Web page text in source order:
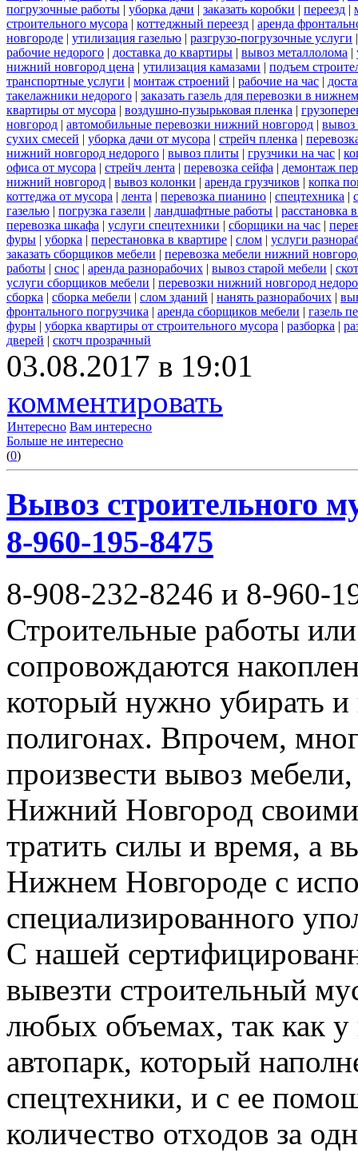
погрузочные работы | уборка дачи | заказать коробки | переезд |
строительного мусора | коттеджный переезд | аренда
новгороде | утилизация газелью | разгрузо-погрузочные услуги
рабочие недорого | доставка до квартиры | вывоз металлолома |
нижний новгород цена | утилизация камазами | подъем
транспортные услуги | монтаж строений | рабочие на час |
такелажники недорого | заказать газель для перевозки в
квартиры от мусора | воздушно-пузырьковая пленка |
новгород | автомобильные перевозки нижний новгород | вывоз
сухих смесей | уборка дачи от мусора | стрейч пленка |
нижний новгород недорого | вывоз плиты | грузчики на час |
офиса от мусора | стрейч лента | перевозка сейфа | демонтаж
нижний новгород | вывоз колонки | аренда грузчиков | копка
коттеджа от мусора | лента | перевозка пианино | спецтехника |
газелью | погрузка газели | ландшафтные работы | расстановка
перевозка шкафа | услуги спецтехники | сборщики на час |
фуры | уборка | перестановка в квартире | слом | услуги
заказать сборщиков мебели | перевозка мебели нижний
работы | снос | аренда разнорабочих | вывоз старой мебели |
услуги сборщиков мебели | перевозки нижний новгород
сборка | сборка мебели | слом зданий | нанять разнорабочих |
фронтального погрузчика | аренда сборщиков мебели | газель
фуры | уборка квартиры от строительного мусора | разборка |
дверей | скотч прозрачный
03.08.2017 в 19:01
комментировать
Интересно Вам интересно
Больше не интересно
(0)
Вывоз строительного
8-960-195-8475
8-908-232-8246 и 8-960-
Строительные работы
сопровождаются
который нужно убирать
полигонах. Впрочем,
произвести вывоз
Нижний Новгород
тратить силы и время, а
Нижнем Новгороде с
специализированного
С нашей
вывезти строительный
любых объемах, так как
автопарк, который
спецтехники, и с ее
количество отходов за